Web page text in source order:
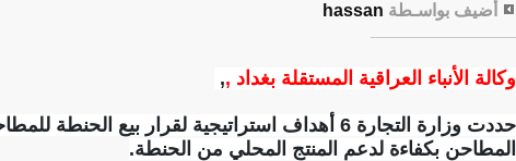
أضيف بواسـطة hassan
وكالة الأنباء العراقية المستقلة بغداد ,,
حددت وزارة التجارة 6 أهداف استراتيجية لقرار
المطاحن بكفاءة لدعم المنتج المحلي من الحنطة.